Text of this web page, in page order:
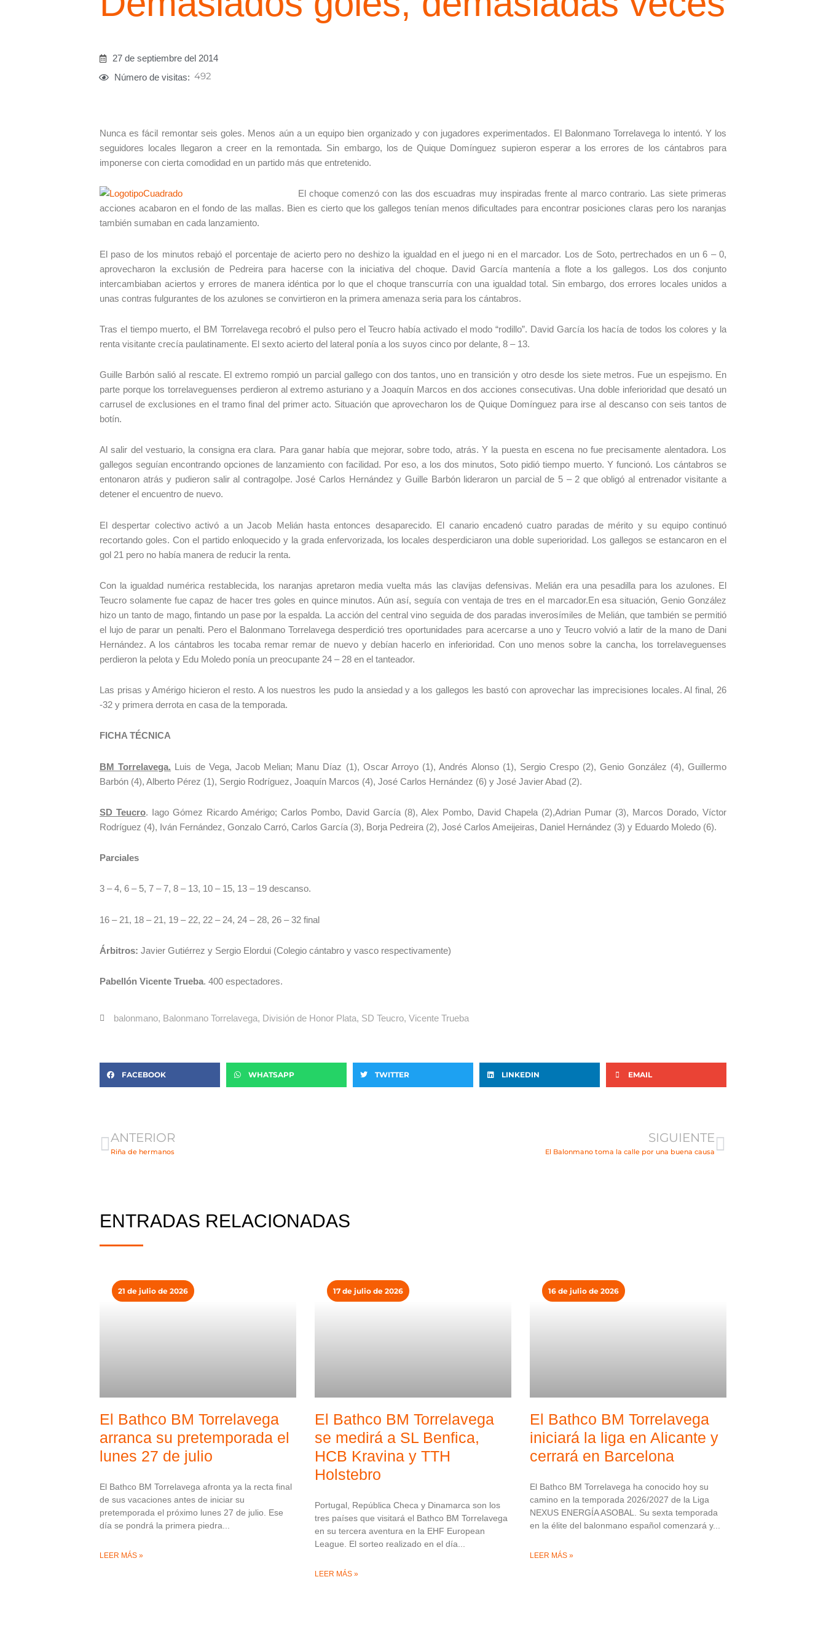
27 de septiembre del 2014
Número de visitas: 492
Nunca es fácil remontar seis goles. Menos aún a un equipo bien organizado y con jugadores experimentados. El Balonmano Torrelavega lo intentó. Y los
seguidores locales llegaron a creer en la remontada. Sin embargo, los de Quique Domínguez supieron esperar a los errores de los cántabros para
imponerse con cierta comodidad en un partido más que entretenido.
El choque comenzó con las dos escuadras muy inspiradas frente al marco contrario. Las siete primeras
acciones acabaron en el fondo de las mallas. Bien es cierto que los gallegos tenían menos dificultades para encontrar posiciones claras pero los naranjas
también sumaban en cada lanzamiento.
El paso de los minutos rebajó el porcentaje de acierto pero no deshizo la igualdad en el juego ni en el marcador. Los de Soto, pertrechados en un 6 – 0,
aprovecharon la exclusión de Pedreira para hacerse con la iniciativa del choque. David García mantenía a flote a los gallegos. Los dos conjunto
intercambiaban aciertos y errores de manera idéntica por lo que el choque transcurría con una igualdad total. Sin embargo, dos errores locales unidos a
unas contras fulgurantes de los azulones se convirtieron en la primera amenaza seria para los cántabros.
Tras el tiempo muerto, el BM Torrelavega recobró el pulso pero el Teucro había activado el modo “rodillo”. David García los hacía de todos los colores y la
renta visitante crecía paulatinamente. El sexto acierto del lateral ponía a los suyos cinco por delante, 8 – 13.
Guille Barbón salió al rescate. El extremo rompió un parcial gallego con dos tantos, uno en transición y otro desde los siete metros. Fue un espejismo. En
parte porque los torrelaveguenses perdieron al extremo asturiano y a Joaquín Marcos en dos acciones consecutivas. Una doble inferioridad que desató un
carrusel de exclusiones en el tramo final del primer acto. Situación que aprovecharon los de Quique Domínguez para irse al descanso con seis tantos de
botín.
Al salir del vestuario, la consigna era clara. Para ganar había que mejorar, sobre todo, atrás. Y la puesta en escena no fue precisamente alentadora. Los
gallegos seguían encontrando opciones de lanzamiento con facilidad. Por eso, a los dos minutos, Soto pidió tiempo muerto. Y funcionó. Los cántabros se
entonaron atrás y pudieron salir al contragolpe. José Carlos Hernández y Guille Barbón lideraron un parcial de 5 – 2 que obligó al entrenador visitante a
detener el encuentro de nuevo.
El despertar colectivo activó a un Jacob Melián hasta entonces desaparecido. El canario encadenó cuatro paradas de mérito y su equipo continuó
recortando goles. Con el partido enloquecido y la grada enfervorizada, los locales desperdiciaron una doble superioridad. Los gallegos se estancaron en el
gol 21 pero no había manera de reducir la renta.
Con la igualdad numérica restablecida, los naranjas apretaron media vuelta más las clavijas defensivas. Melián era una pesadilla para los azulones. El
Teucro solamente fue capaz de hacer tres goles en quince minutos. Aún así, seguía con ventaja de tres en el marcador.En esa situación, Genio González
hizo un tanto de mago, fintando un pase por la espalda. La acción del central vino seguida de dos paradas inverosímiles de Melián, que también se permitió
el lujo de parar un penalti. Pero el Balonmano Torrelavega desperdició tres oportunidades para acercarse a uno y Teucro volvió a latir de la mano de Dani
Hernández. A los cántabros les tocaba remar remar de nuevo y debían hacerlo en inferioridad. Con uno menos sobre la cancha, los torrelaveguenses
perdieron la pelota y Edu Moledo ponía un preocupante 24 – 28 en el tanteador.
Las prisas y Amérigo hicieron el resto. A los nuestros les pudo la ansiedad y a los gallegos les bastó con aprovechar las imprecisiones locales. Al final, 26
-32 y primera derrota en casa de la temporada.
FICHA TÉCNICA
BM Torrelavega. Luis de Vega, Jacob Melian; Manu Díaz (1), Oscar Arroyo (1), Andrés Alonso (1), Sergio Crespo (2), Genio González (4), Guillermo
Barbón (4), Alberto Pérez (1), Sergio Rodríguez, Joaquín Marcos (4), José Carlos Hernández (6) y José Javier Abad (2).
SD Teucro. Iago Gómez Ricardo Amérigo; Carlos Pombo, David García (8), Alex Pombo, David Chapela (2),Adrian Pumar (3), Marcos Dorado, Víctor
Rodríguez (4), Iván Fernández, Gonzalo Carró, Carlos García (3), Borja Pedreira (2), José Carlos Ameijeiras, Daniel Hernández (3) y Eduardo Moledo (6).
Parciales
3 – 4, 6 – 5, 7 – 7, 8 – 13, 10 – 15, 13 – 19 descanso.
16 – 21, 18 – 21, 19 – 22, 22 – 24, 24 – 28, 26 – 32 final
Árbitros: Javier Gutiérrez y Sergio Elordui (Colegio cántabro y vasco respectivamente)
Pabellón Vicente Trueba. 400 espectadores.
balonmano, Balonmano Torrelavega, División de Honor Plata, SD Teucro, Vicente Trueba
FACEBOOK WHATSAPP TWITTER LINKEDIN EMAIL
ANTERIOR
Riña de hermanos
SIGUIENTE
El Balonmano toma la calle por una buena causa
ENTRADAS RELACIONADAS
El Bathco BM Torrelavega
arranca su pretemporada el
lunes 27 de julio
El Bathco BM Torrelavega afronta ya la recta final
de sus vacaciones antes de iniciar su
pretemporada el próximo lunes 27 de julio. Ese
día se pondrá la primera piedra
LEER MÁS »
21 de julio de 2026
El Bathco BM Torrelavega
se medirá a SL Benfica,
HCB Kravina y TTH
Holstebro
Portugal, República Checa y Dinamarca son los
tres países que visitará el Bathco BM Torrelavega
en su tercera aventura en la EHF European
League. El sorteo realizado en el día
LEER MÁS »
17 de julio de 2026
El Bathco BM Torrelavega
iniciará la liga en Alicante y
cerrará en Barcelona
El Bathco BM Torrelavega ha conocido hoy su
camino en la temporada 2026/2027 de la Liga
NEXUS ENERGÍA ASOBAL. Su sexta temporada
en la élite del balonmano español comenzará y
LEER MÁS »
16 de julio de 2026